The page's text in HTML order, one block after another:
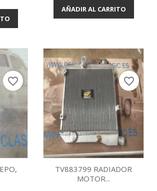
AÑADIR AL CARRITO
favorite_border
TV883799 RADIADOR
MOTOR...
favorite_border